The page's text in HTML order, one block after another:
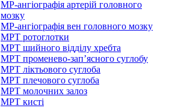
МР-ангіографія артерій головного
мозку
МР-ангіографія вен головного мозку
МРТ ротоглотки
МРТ шийного відділу хребта
МРТ променево-зап’ясного суглобу
МРТ ліктьового суглоба
МРТ плечового суглоба
МРТ молочних залоз
МРТ кисті